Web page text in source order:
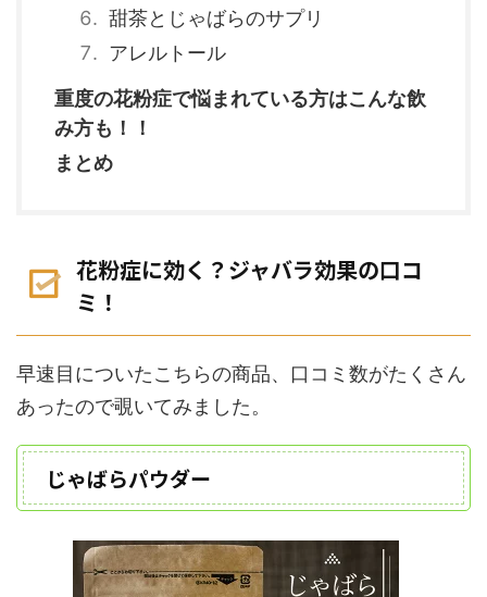
甜茶とじゃばらのサプリ
アレルトール
重度の花粉症で悩まれている方はこんな飲
み方も！！
まとめ
花粉症に効く？ジャバラ効果の口コ
ミ！
早速目についたこちらの商品、口コミ数がたくさん
あったので覗いてみました。
じゃばらパウダー